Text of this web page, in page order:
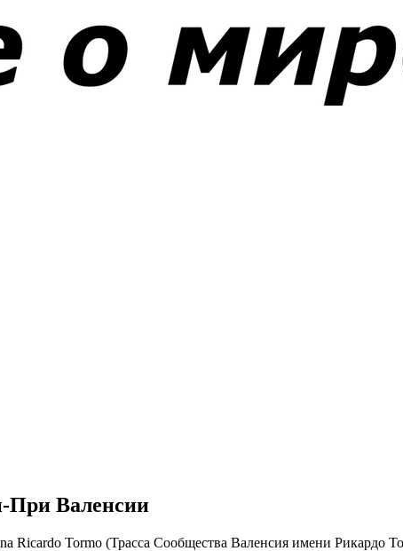
При Валенсии
Ricardo Tormo (Трасса Сообщества Валенсия имени Рикардо